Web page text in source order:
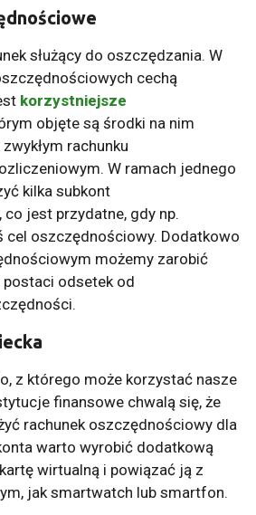
służący do oszczędzania. W
cechą
korzystniejsze
objęte są środki na nim
rachunku
W ramach jednego
kilka subkont
jest przydatne, gdy np.
cel oszczędnościowy. Dodatkowo
możemy zarobić
odsetek od
z którego może korzystać nasze
finansowe chwalą się, że
rachunek oszczędnościowy dla
warto wyrobić dodatkową
wirtualną i powiązać ją z
jak smartwatch lub smartfon.